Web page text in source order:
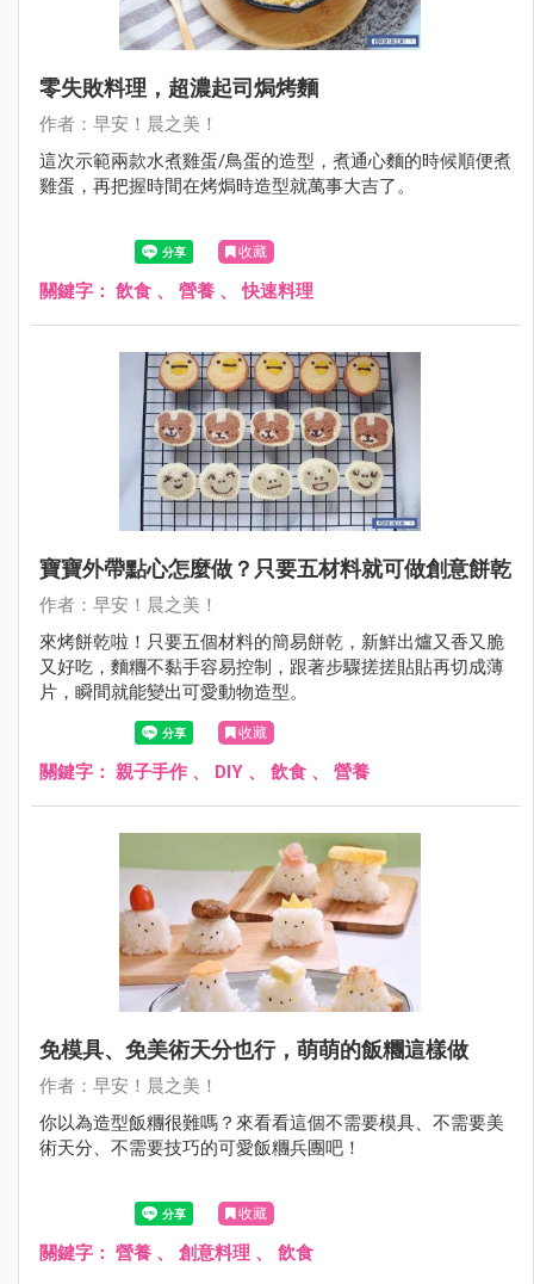
零失敗料理，超濃起司焗烤麵
作者：早安！晨之美！
這次示範兩款水煮雞蛋/鳥蛋的造型，煮通心麵的時候順便煮
雞蛋，再把握時間在烤焗時造型就萬事大吉了。
收藏
關鍵字： 飲食 、 營養 、快速料理
寶寶外帶點心怎麼做？只要五材料就可做創意餅乾
作者：早安！晨之美！
來烤餅乾啦！只要五個材料的簡易餅乾，新鮮出爐又香又脆
又好吃，麵糰不黏手容易控制，跟著步驟搓搓貼貼再切成薄
片，瞬間就能變出可愛動物造型。
收藏
關鍵字： 親子手作 、 DIY 、 飲食 、 營養
免模具、免美術天分也行，萌萌的飯糰這樣做
作者：早安！晨之美！
你以為造型飯糰很難嗎？來看看這個不需要模具、不需要美
術天分、不需要技巧的可愛飯糰兵團吧！
收藏
關鍵字： 營養 、 創意料理 、 飲食